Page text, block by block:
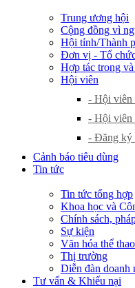
Trung ương hội
Cộng đồng vì
Hội tỉnh/Thành
Đơn vị - Tổ
Hợp tác trong
Hội viên
- Hội viên
- Hội viên
- Đăng ký
Cảnh báo tiêu dùng
Tin tức
Tin tức tổng hợp
Khoa học và
Chính sách,
Sự kiện
Văn hóa thể thao
Thị trường
Diễn đàn doanh
Tư vấn & Khiếu nại